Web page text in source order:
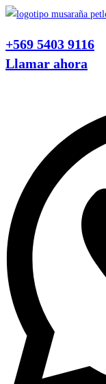
Ir
contenido
+569 5403 9116
Llamar ahora